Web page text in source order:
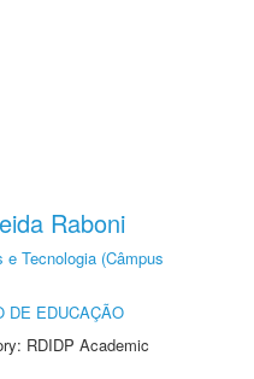
Raboni
Tecnologia (Câmpus
DE EDUCAÇÃO
RDIDP Academic